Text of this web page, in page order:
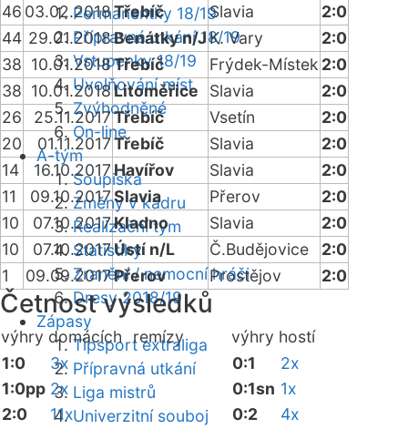
Permanentky 18/19
Přípravná utkání 18/19
Vstupenky 18/19
Uvolňování míst
Zvýhodněné
On-line
A-tým
Soupiska
Změny v kádru
Realizační tým
Statistiky
Zranění / nemocní hráči
Dresy 2018/19
Zápasy
Tipsport extraliga
Přípravná utkání
Liga mistrů
Univerzitní souboj
46 03.02.2018Třebíč Slavia
2:0
44 29.01.2018Benátky n/JK. Vary
2:0
38 10.01.2018Třebíč Frýdek-Místek 2:0
38 10.01.2018Litoměřice Slavia
2:0
26
25.11.2017Třebíč Vsetín
2:0
20
01.11.2017Třebíč Slavia
2:0
14
16.10.2017Havířov Slavia
2:0
11
09.10.2017Slavia Přerov
2:0
10
07.10.2017Kladno Slavia
2:0
10
07.10.2017Ústí n/L Č.Budějovice
2:0
1
09.09.2017Přerov Prostějov 2:0
Četnost výsledků
výhry domácích remízy výhry hostí
1:0
3x
1:0pp 2x
2:0
11x
0:1
2x
0:1sn 1x
0:2
4x